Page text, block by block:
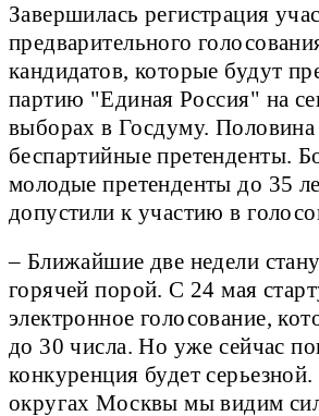
Завершилась регистрация
предварительного
кандидатов, которые будут
партию "Единая Россия" на
выборах в Госдуму. Половина
беспартийные претенденты.
молодые претенденты до 35
допустили к участию в
– Ближайшие две недели
горячей порой. С 24 мая
электронное голосование,
до 30 числа. Но уже сейчас
конкуренция будет
округах Москвы мы видим